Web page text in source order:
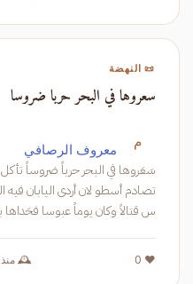
📜 النهضة
سعروها في البحر حربا ضروسا
م معروف الرصافي
س قتالاً وكان يوماً عبوسا فحَداها بوارجاً تملأ البح ر و
❤️ 0 🕰️ منذ 81 عام